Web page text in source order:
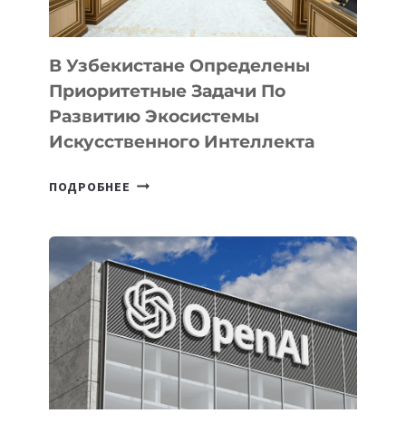
В Узбекистане Определены
Приоритетные Задачи По
Развитию Экосистемы
Искусственного Интеллекта
ПОДРОБНЕЕ В
ПРИОРИТЕТНЫЕ
ЗАДАЧИ
ПО
РАЗВИТИЮ
ЭКОСИСТЕМЫ
ИСКУССТВЕННОГО
ИНТЕЛЛЕКТА